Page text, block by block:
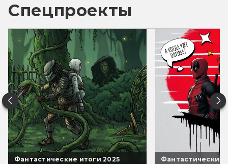
Спецпроекты
Фантастические итоги 2025 Фантастические